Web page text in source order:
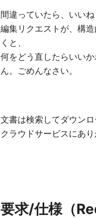
間違っていたら、いい
編集リクエストが、構
くと、
何をどう直したらいい
ん。ごめんなさい。
文書は検索してダウンロ
クラウドサービスにあ
要求/仕様（